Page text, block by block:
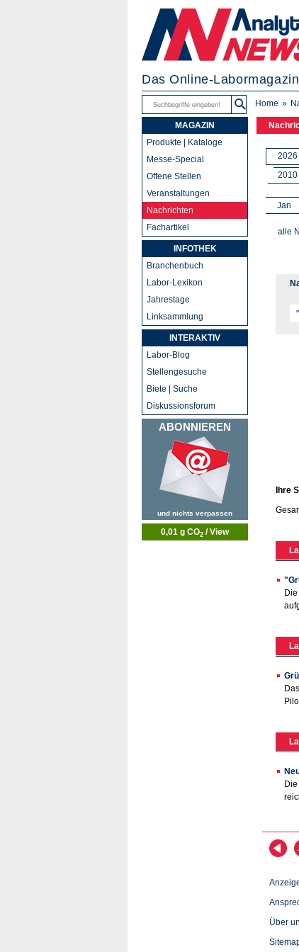
Das Online-Labormagazin
Home
2026
2010
Jan
alle
Ihre
Über
MAGAZIN
Produkte | Kataloge
Messe-Special
Offene Stellen
Veranstaltungen
Nachrichten
Fachartikel
INFOTHEK
Branchenbuch
Labor-Lexikon
Jahrestage
Linksammlung
INTERAKTIV
Labor-Blog
Stellengesuche
Biete | Suche
Diskussionsforum
ABONNIEREN
und nichts verpassen
0,01 g CO2 / View